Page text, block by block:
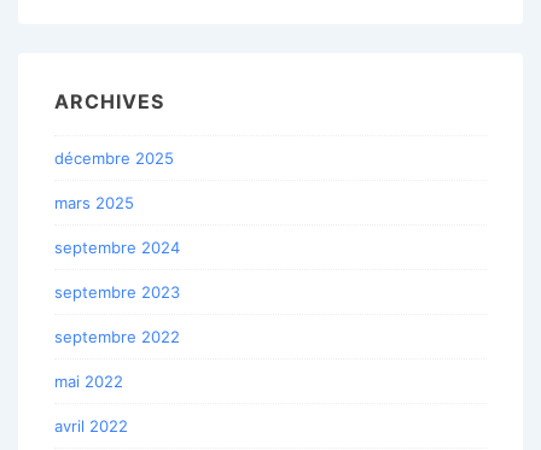
ARCHIVES
décembre 2025
mars 2025
septembre 2024
septembre 2023
septembre 2022
mai 2022
avril 2022